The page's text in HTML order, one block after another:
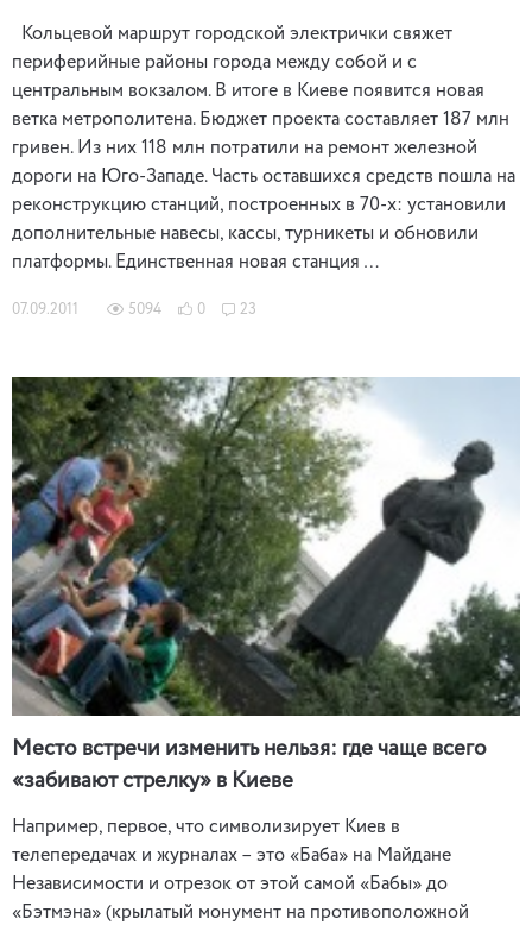
Кольцевой маршрут городской электрички свяжет
периферийные районы города между собой и с
центральным вокзалом. В итоге в Киеве появится новая
ветка метрополитена. Бюджет проекта составляет 187 млн
гривен. Из них 118 млн потратили на ремонт железной
дороги на Юго-Западе. Часть оставшихся средств пошла на
реконструкцию станций, построенных в 70-х: установили
дополнительные навесы, кассы, турникеты и обновили
платформы. Единственная новая станция …
07.09.2011 5094 0 23
Место встречи изменить нельзя: где чаще всего
«забивают стрелку» в Киеве
Например, первое, что символизирует Киев в
телепередачах и журналах – это «Баба» на Майдане
Независимости и отрезок от этой самой «Бабы» до
«Бэтмэна» (крылатый монумент на противоположной